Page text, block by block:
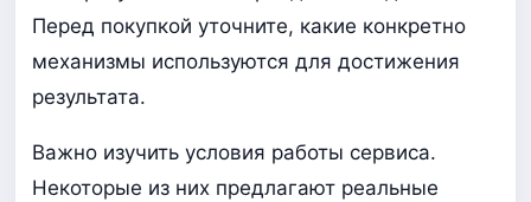
Перед покупкой уточните, какие конкретно
механизмы используются для достижения
результата.
Важно изучить условия работы сервиса.
Некоторые из них предлагают реальные